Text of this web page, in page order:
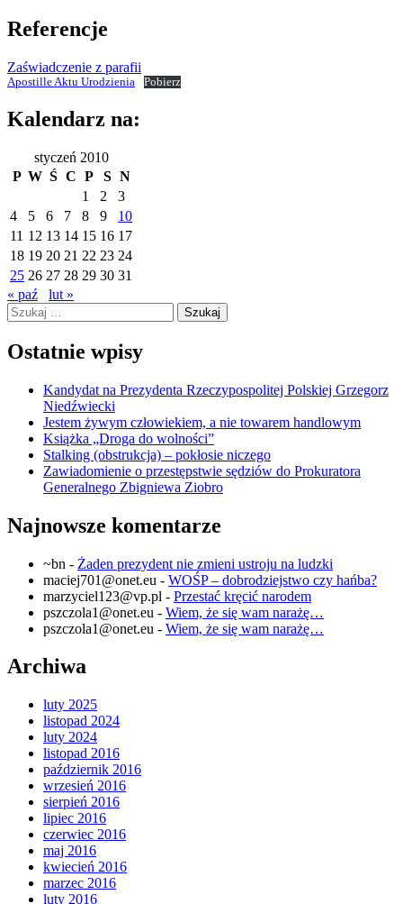
Referencje
Zaświadczenie z parafii
Apostille Aktu Urodzienia Pobierz
Kalendarz na:
styczeń 2010
P W Ś C P S N
1
2
3
4
5 6 7 8 9
10
11 12 13 14 15 16 17
18 19 20 21 22 23 24
25 26 27 28 29 30 31
« paź
lut »
Szukaj:
Ostatnie wpisy
Kandydat na Prezydenta Rzeczypospolitej Polskiej Grzegorz
Niedźwiecki
Jestem żywym człowiekiem, a nie towarem handlowym
Książka „Droga do wolności”
Stalking (obstrukcja) – pokłosie niczego
Zawiadomienie o przestępstwie sędziów do Prokuratora
Generalnego Zbigniewa Ziobro
Najnowsze komentarze
~bn - Żaden prezydent nie zmieni ustroju na ludzki
maciej701@onet.eu - WOŚP – dobrodziejstwo czy hańba?
marzyciel123@vp.pl - Przestać kręcić narodem
pszczola1@onet.eu - Wiem, że się wam narażę…
pszczola1@onet.eu - Wiem, że się wam narażę…
Archiwa
luty 2025
listopad 2024
luty 2024
listopad 2016
październik 2016
wrzesień 2016
sierpień 2016
lipiec 2016
czerwiec 2016
maj 2016
kwiecień 2016
marzec 2016
luty 2016